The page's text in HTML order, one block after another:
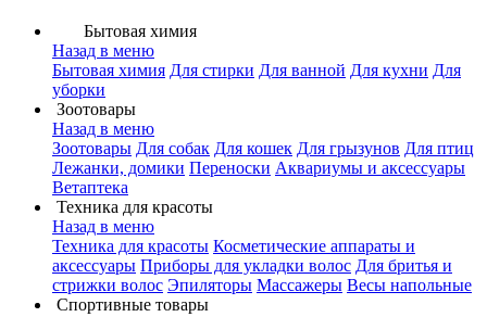
Бытовая химия
Назад в меню
Бытовая химия Для стирки Для ванной Для кухни Для
уборки
Зоотовары
Назад в меню
Зоотовары Для собак Для кошек Для грызунов Для птиц
Лежанки, домики Переноски Аквариумы и аксессуары
Ветаптека
Техника для красоты
Назад в меню
Техника для красоты Косметические аппараты и
аксессуары Приборы для укладки волос Для бритья и
стрижки волос Эпиляторы Массажеры Весы напольные
Спортивные товары